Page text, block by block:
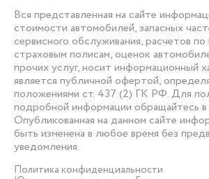
Вся представленная на сайте
стоимости автомобилей, запасных
сервисного обслуживания, расчетов
страховым полисам, оценок
прочих услуг, носит информационный
является публичной офертой,
положениями ст. 437 (2) ГК РФ. Для
подробной информации обращайтесь
Опубликованная на данном сайте
быть изменена в любое время без
уведомления.
Политика конфиденциальности